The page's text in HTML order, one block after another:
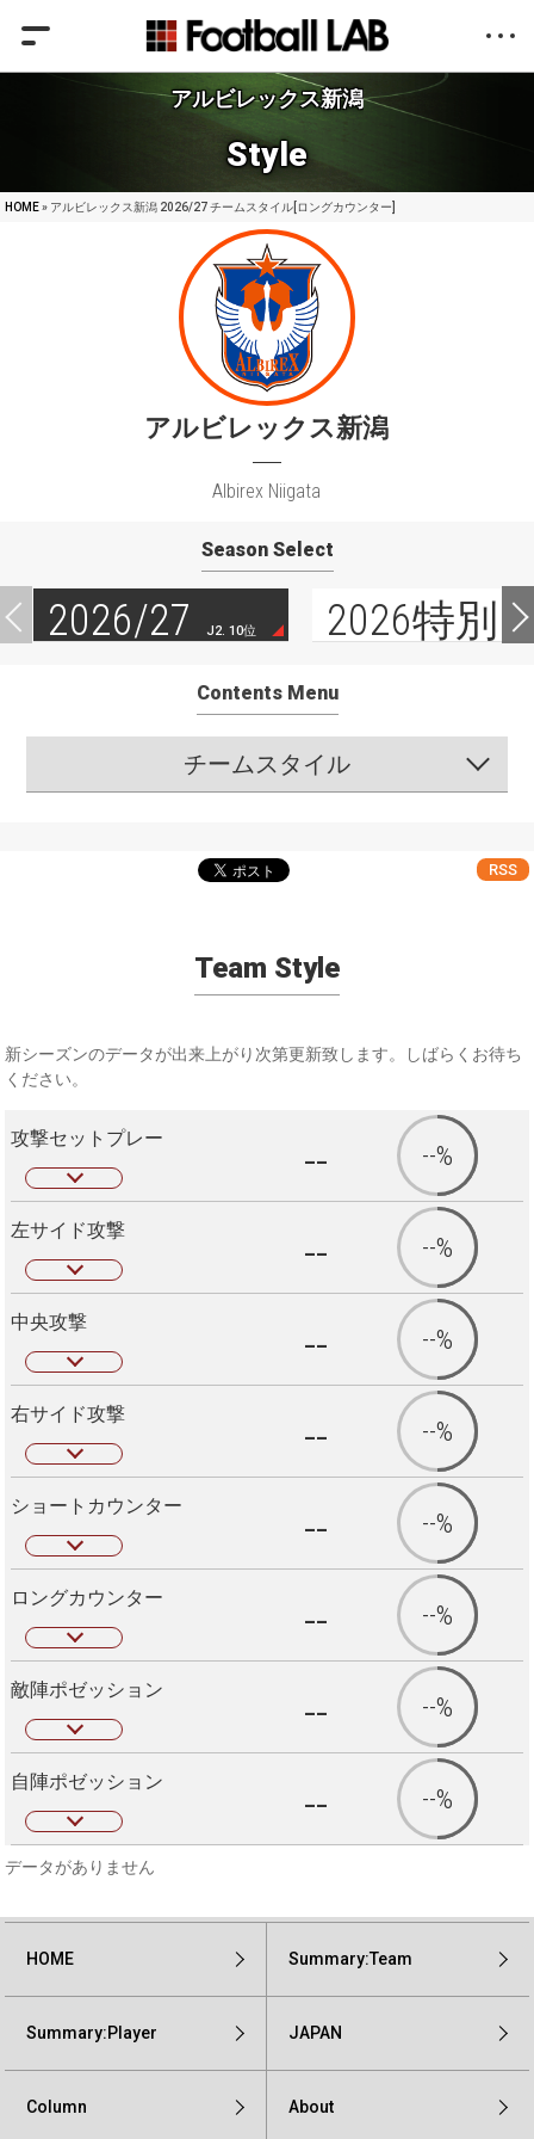
アルビレックス新潟
Style
HOME» アルビレックス新潟 2026/27 チームスタイル[ロングカウンター]
アルビレックス新潟
Albirex Niigata
Season Select
2026/27 J2. 10位 2026特別
Contents Menu
チームスタイル
RSS
Team Style
新シーズンのデータが出来上がり次第更新致します。しばらくお待ち
ください。
攻撃セットプレー -- --%
左サイド攻撃 -- --%
中央攻撃 -- --%
右サイド攻撃 -- --%
ショートカウンター -- --%
ロングカウンター -- --%
敵陣ポゼッション -- --%
自陣ポゼッション -- --%
データがありません
HOME Summary:Team
Summary:Player JAPAN
Column About